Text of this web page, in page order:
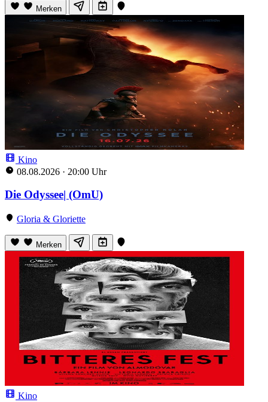
Merken
Kino
08.08.2026 · 20:00 Uhr
Die Odyssee| (OmU)
Gloria & Gloriette
Merken
Kino